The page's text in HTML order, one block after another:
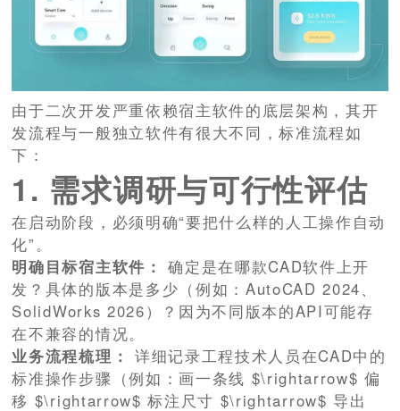
由于二次开发严重依赖宿主软件的底层架构，其开
发流程与一般独立软件有很大不同，标准流程如
下：
1. 需求调研与可行性评估
在启动阶段，必须明确“要把什么样的人工操作自动
化”。
明确目标宿主软件：
确定是在哪款CAD软件上开
发？具体的版本是多少（例如：AutoCAD 2024、
SolidWorks 2026）？因为不同版本的API可能存
在不兼容的情况。
业务流程梳理：
详细记录工程技术人员在CAD中的
标准操作步骤（例如：画一条线 $\rightarrow$ 偏
移 $\rightarrow$ 标注尺寸 $\rightarrow$ 导出